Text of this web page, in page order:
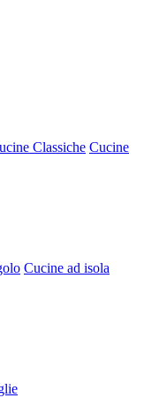
Classiche Cucine
Cucine ad isola